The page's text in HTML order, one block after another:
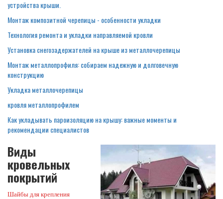
устройства крыши.
Монтаж композитной черепицы - особенности укладки
Технология ремонта и укладки направляемой кровли
Установка снегозадержателей на крыше из металлочерепицы
Монтаж металлопрофиля: собираем надежную и долговечную
конструкцию
Укладка металлочерепицы
кровля металлопрофилем
Как укладывать пароизоляцию на крышу: важные моменты и
рекомендации специалистов
Виды
кровельных
покрытий
Шайбы для крепления